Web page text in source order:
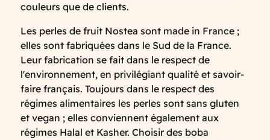
couleurs que de clients.
Les perles de fruit Nostea sont made in France ;
elles sont fabriquées dans le Sud de la France.
Leur fabrication se fait dans le respect de
l'environnement, en privilégiant qualité et savoir-
faire français. Toujours dans le respect des
régimes alimentaires les perles sont sans gluten
et vegan ; elles conviennent également aux
régimes Halal et Kasher. Choisir des boba